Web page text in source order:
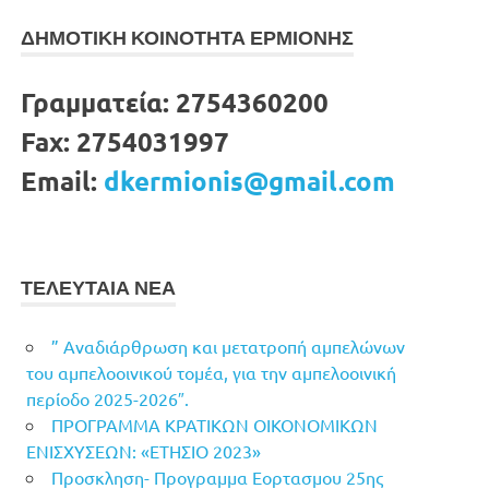
ΔΗΜΟΤΙΚΗ ΚΟΙΝΟΤΗΤΑ ΕΡΜΙΟΝΗΣ
Γραμματεία: 2754360200
Fax: 2754031997
Email: dkermionis@gmail.com
ΤΕΛΕΥΤΑΙΑ ΝΕΑ
” Αναδιάρθρωση και μετατροπή αμπελώνων
του αμπελοοινικού τομέα, για την αμπελοοινική
περίοδο 2025-2026″.
ΠΡΟΓΡΑΜΜΑ ΚΡΑΤΙΚΩΝ ΟΙΚΟΝΟΜΙΚΩΝ
ΕΝΙΣΧΥΣΕΩΝ: «ΕΤΗΣΙΟ 2023»
Προσκληση- Προγραμμα Εορτασμου 25ης